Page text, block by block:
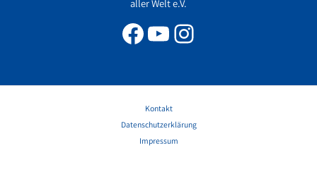
aller Welt e.V.
Kontakt
Datenschutzerklärung
Impressum